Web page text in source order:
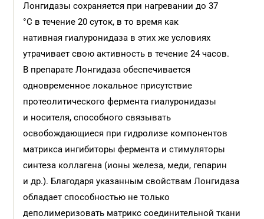
Лонгидазы сохраняется при нагревании до 37
°С в течение 20 суток, в то время как
нативная гиалуронидаза в этих же условиях
утрачивает свою активность в течение 24 часов.
В препарате Лонгидаза обеспечивается
одновременное локальное присутствие
протеолитического фермента гиалуронидазы
и носителя, способного связывать
освобождающиеся при гидролизе компонентов
матрикса ингибиторы фермента и стимуляторы
синтеза коллагена (ионы железа, меди, гепарин
и др.). Благодаря указанным свойствам Лонгидаза
обладает способностью не только
деполимеризовать матрикс соединительной ткани